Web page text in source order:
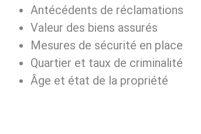
Antécédents de réclamations
Valeur des biens assurés
Mesures de sécurité en place
Quartier et taux de criminalité
Âge et état de la propriété